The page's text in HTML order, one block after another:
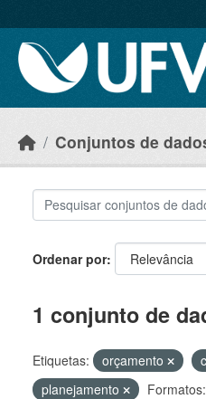
Conjuntos de
Ordenar por
1 conjunto de
Etiquetas: orçamento
planejamento
Formatos: